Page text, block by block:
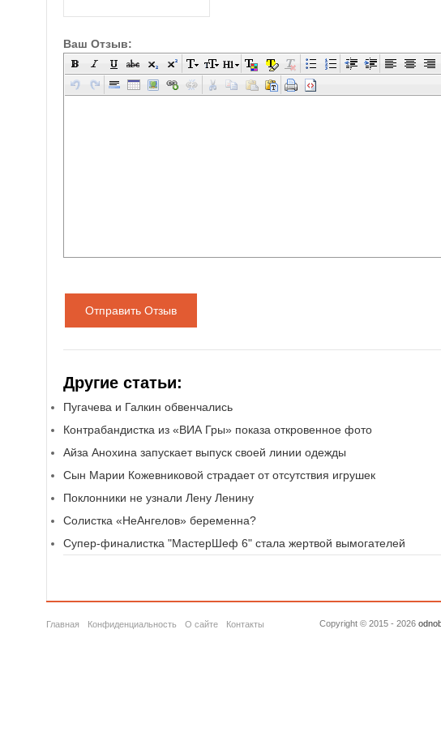
Ваш Отзыв:
Отправить Отзыв
Другие статьи:
Пугачева и Галкин обвенчались
Контрабандистка из «ВИА Гры» показа откровенное фото
Айза Анохина запускает выпуск своей линии одежды
Сын Марии Кожевниковой страдает от отсутствия игрушек
Поклонники не узнали Лену Ленину
Солистка «НеАнгелов» беременна?
Супер-финалистка "МастерШеф 6" стала жертвой вымогателей
Главная Конфиденциальность О сайте Контакты Copyright © 2015 - 2026